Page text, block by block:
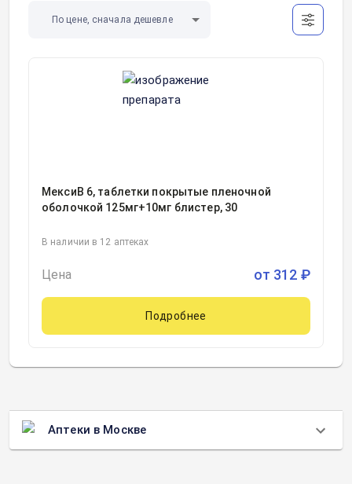
По цене, сначала дешевле
МексиВ 6, таблетки покрытые пленочной
оболочкой 125мг+10мг блистер, 30
В наличии в 12 аптеках
Цена от 312 ₽
Подробнее
Аптеки в Москве